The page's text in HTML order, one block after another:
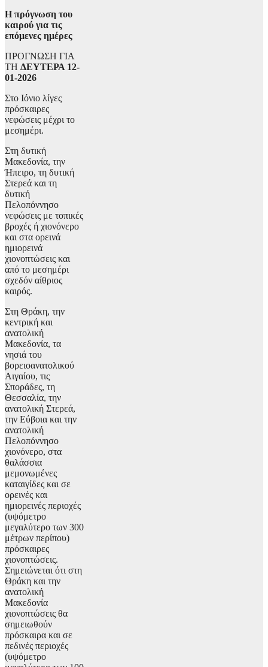
Η πρόγνωση του
καιρού για τις
επόμενες ημέρες
ΠΡΟΓΝΩΣΗ ΓΙΑ
ΤΗ ΔΕΥΤΕΡΑ 12-
01-2026
Στο Ιόνιο λίγες
πρόσκαιρες
νεφώσεις μέχρι το
μεσημέρι.
Στη δυτική
Μακεδονία, την
Ήπειρο, τη δυτική
Στερεά και τη
δυτική
Πελοπόννησο
νεφώσεις με τοπικές
βροχές ή χιονόνερο
και στα ορεινά
ημιορεινά
χιονοπτώσεις και
από το μεσημέρι
σχεδόν αίθριος
καιρός.
Στη Θράκη, την
κεντρική και
ανατολική
Μακεδονία, τα
νησιά του
βορειοανατολικού
Αιγαίου, τις
Σποράδες, τη
Θεσσαλία, την
ανατολική Στερεά,
την Εύβοια και την
ανατολική
Πελοπόννησο
χιονόνερο, στα
θαλάσσια
μεμονωμένες
καταιγίδες και σε
ορεινές και
ημιορεινές περιοχές
(υψόμετρο
μεγαλύτερο των 300
μέτρων περίπου)
πρόσκαιρες
χιονοπτώσεις.
Σημειώνεται ότι στη
Θράκη και την
ανατολική
Μακεδονία
χιονοπτώσεις θα
σημειωθούν
πρόσκαιρα και σε
πεδινές περιοχές
(υψόμετρο